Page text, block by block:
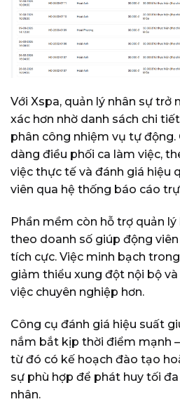
Với Xspa, quản lý nhân sự trở
xác hơn nhờ danh sách chi
phân công nhiệm vụ tự động.
dàng điều phối ca làm việc,
việc thực tế và đánh giá hiệu
viên qua hệ thống báo cáo
Phần mềm còn hỗ trợ quản
theo doanh số giúp động
tích cực. Việc minh bạch
giảm thiểu xung đột nội bộ
việc chuyên nghiệp hơn.
Công cụ đánh giá hiệu suất
nắm bắt kịp thời điểm mạnh
từ đó có kế hoạch đào tạo
sự phù hợp để phát huy tối
nhân.